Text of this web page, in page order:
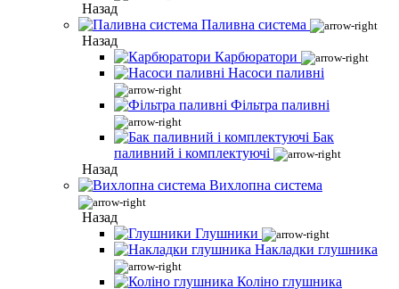
Назад
Паливна система
Назад
Карбюратори
Насоси паливні
Фільтра паливні
Бак
паливний і комплектуючі
Назад
Вихлопна система
Назад
Глушники
Накладки глушника
Коліно глушника